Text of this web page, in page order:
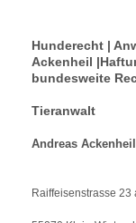
Hunderecht |
Ackenheil
bundesweite
Tieranwalt
Andreas Ackenheil
Raiffeisenstrasse 23